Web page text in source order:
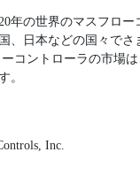
年の世界のマスフロ
、日本などの国々で
コントローラの市場
。
Inc.